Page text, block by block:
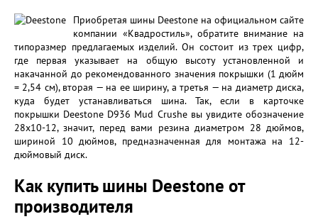
Приобретая шины Deestone на официальном сайте
компании «Квадростиль», обратите внимание на
типоразмер предлагаемых изделий. Он состоит из трех цифр,
где первая указывает на общую высоту установленной и
накачанной до рекомендованного значения покрышки (1 дюйм
= 2,54 см), вторая — на ее ширину, а третья — на диаметр диска,
куда будет устанавливаться шина. Так, если в карточке
покрышки Deestone D936 Mud Crushe вы увидите обозначение
28x10-12, значит, перед вами резина диаметром 28 дюймов,
шириной 10 дюймов, предназначенная для монтажа на 12-
дюймовый диск.
Как купить шины Deestone от
производителя